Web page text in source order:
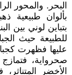
البحر. والمحور
بألوان طبيعية
بتباين لوني بين
للطبيعة حيث
عليها فظهرت
صحرواية،
الأخضر